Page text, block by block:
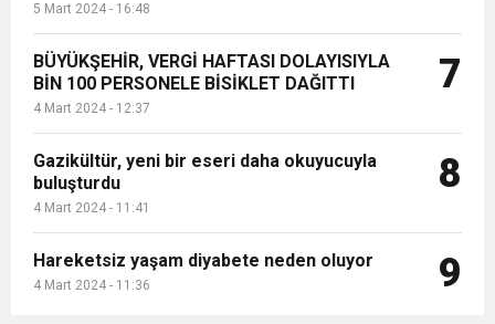
5 Mart 2024 - 16:48
BÜYÜKŞEHİR, VERGİ HAFTASI DOLAYISIYLA
BİN 100 PERSONELE BİSİKLET DAĞITTI
4 Mart 2024 - 12:37
7
Gazikültür, yeni bir eseri daha okuyucuyla
buluşturdu
4 Mart 2024 - 11:41
8
Hareketsiz yaşam diyabete neden oluyor
4 Mart 2024 - 11:36 9